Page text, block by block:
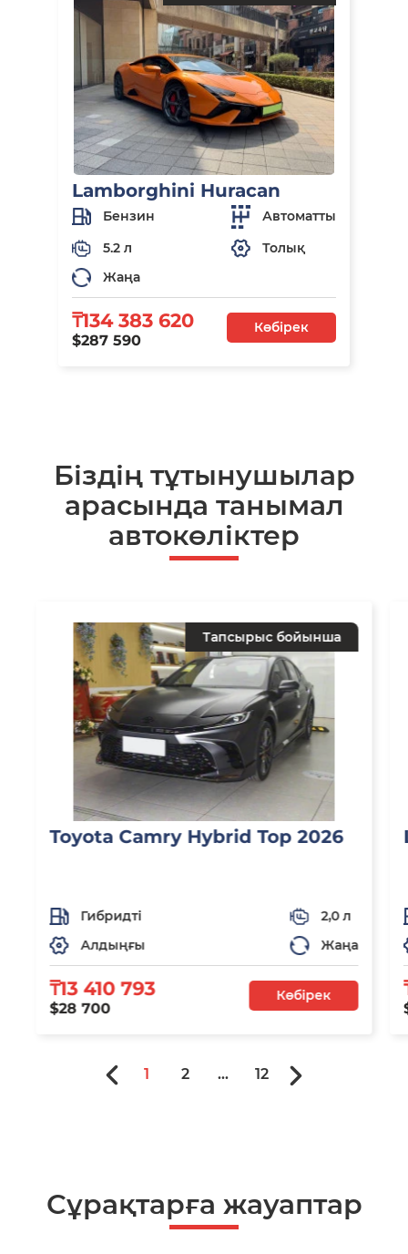
Lamborghini Huracan
Бензин
Автоматты
5.2 л
Толық
Жаңа
₸134 383 620
$287 590
Көбірек
Біздің тұтынушылар
арасында танымал
автокөліктер
Тапсырыс бойынша
Toyota Camry Hybrid Top 2026
Гибридті
2,0 л
Алдыңғы
Жаңа
₸13 410 793
$28 700
Көбірек
1 2 ... 12
Сұрақтарға жауаптар